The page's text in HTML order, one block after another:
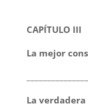
CAPÍTULO III
La mejor
La